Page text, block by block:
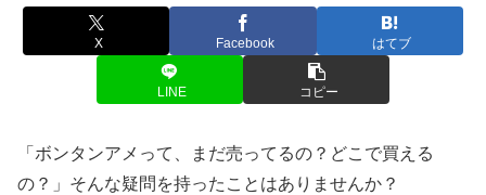
X Facebook はてブ
LINE コピー
「ボンタンアメって、まだ売ってるの？どこで買える
の？」そんな疑問を持ったことはありませんか？